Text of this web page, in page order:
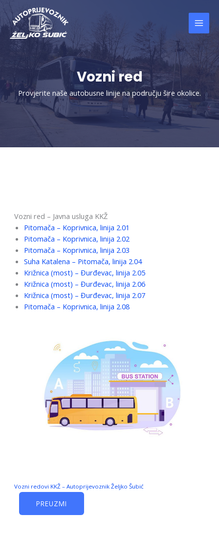
Skip
to
content
Vozni red
Provjerite naše autobusne linije na području šire okolice.
Vozni red – Javna usluga KKŽ
Pitomača – Koprivnica, linija 2.01
Pitomača – Koprivnica, linija 2.02
Pitomača – Koprivnica, linija 2.03
Suha Katalena – Pitomača, linija 2.04
Križnica (most) – Đurđevac, linija 2.05
Križnica (most) – Đurđevac, linija 2.06
Križnica (most) – Đurđevac, linija 2.07
Pitomača – Koprivnica, linija 2.08
Vozni redovi KKŽ – Autoprijevoznik Željko Šubić
PREUZMI